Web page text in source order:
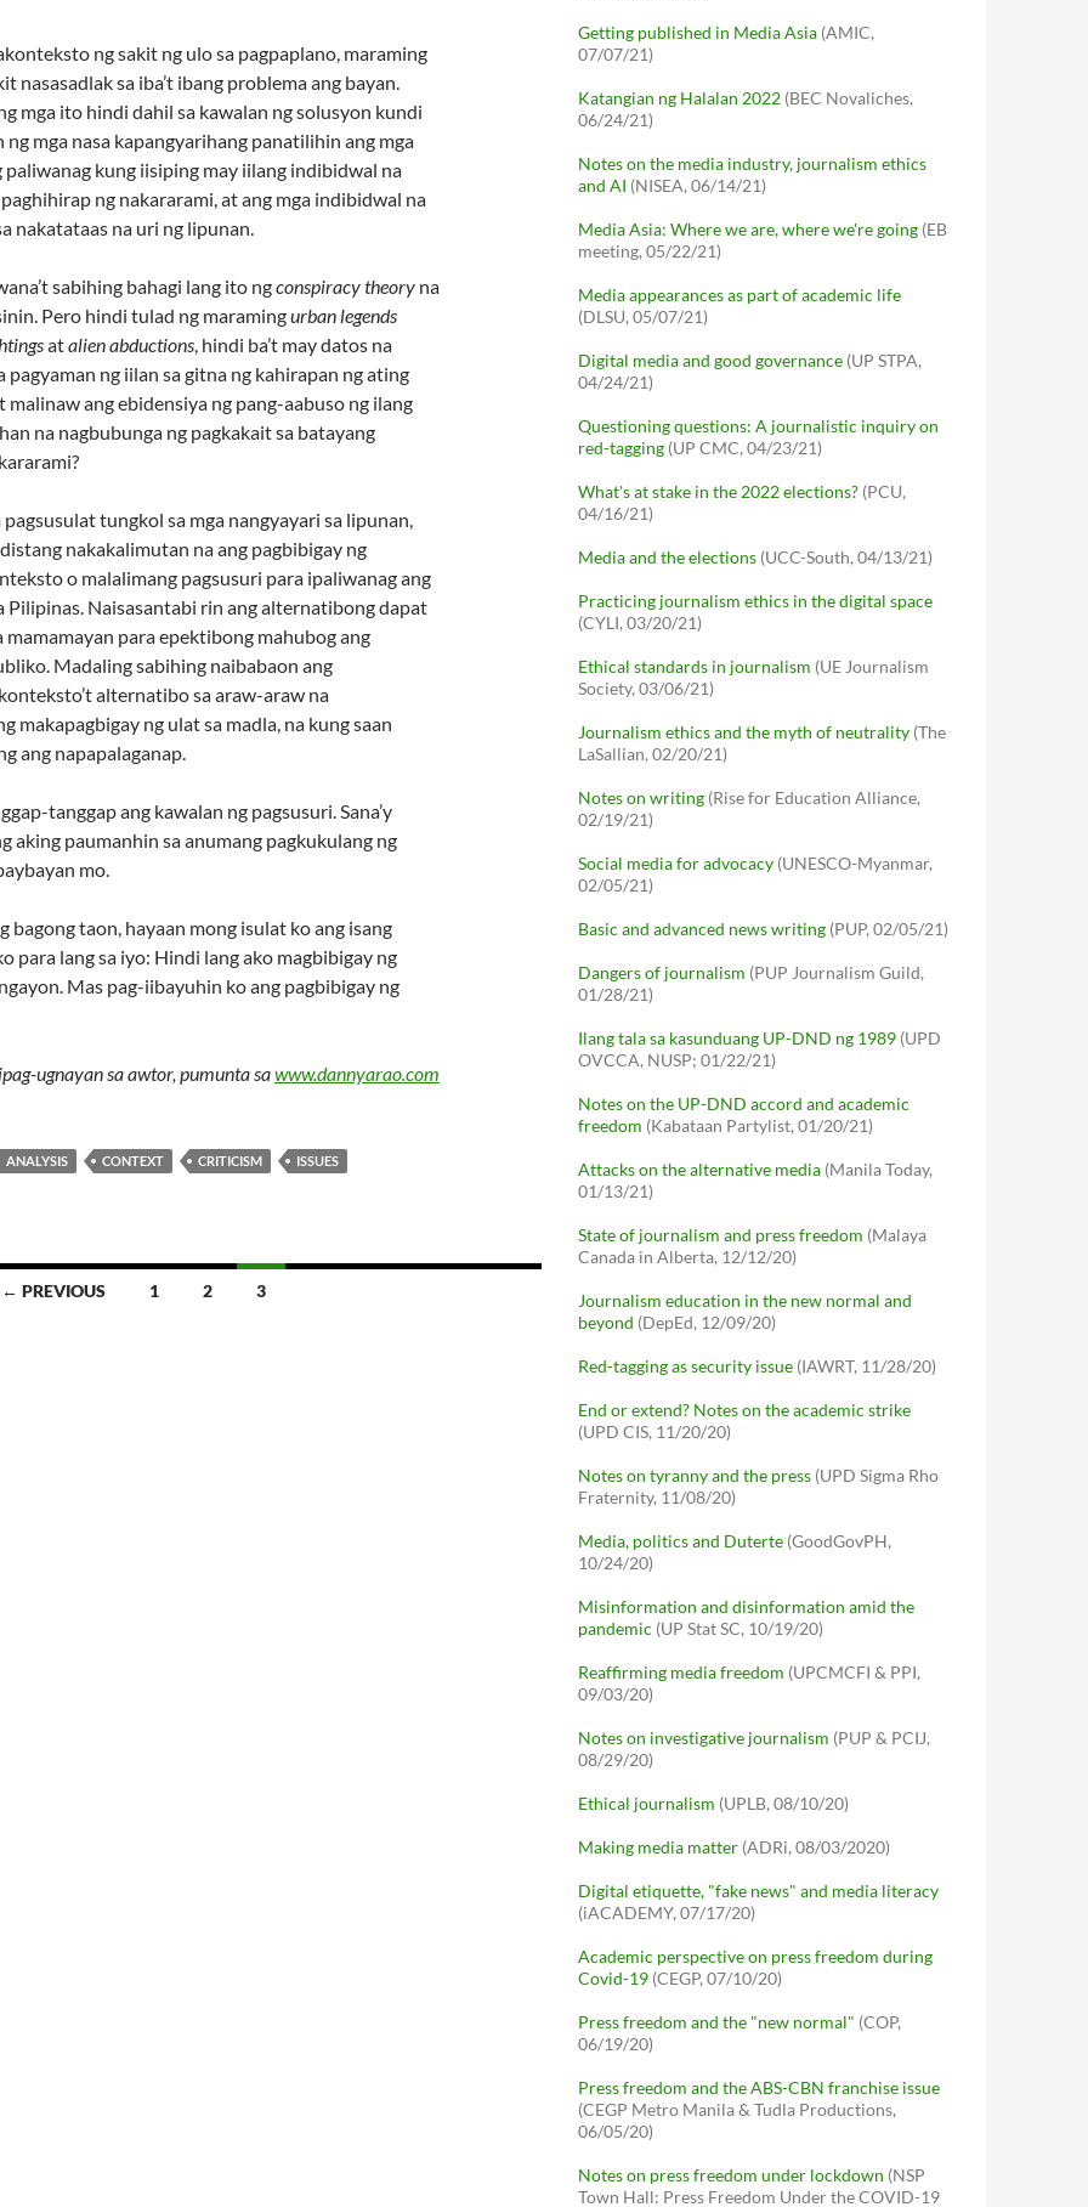
ng sakit ng ulo sa pagpaplano, maraming
nasasadlak sa iba’t ibang problema ang bayan.
mga ito hindi dahil sa kawalan ng solusyon kundi
ng mga nasa kapangyarihang panatilihin ang mga
kung iisiping may iilang indibidwal na
ng nakararami, at ang mga indibidwal na
nakatataas na uri ng lipunan.
sabihing bahagi lang ito ngconspiracy theory na
Pero hindi tulad ng maramingurban legends
atalien abductions, hindi ba’t may datos na
pagyaman ng iilan sa gitna ng kahirapan ng ating
malinaw ang ebidensiya ng pang-aabuso ng ilang
na nagbubunga ng pagkakait sa batayang
pagsusulat tungkol sa mga nangyayari sa lipunan,
nakakalimutan na ang pagbibigay ng
o malalimang pagsusuri para ipaliwanag ang
Pilipinas. Naisasantabi rin ang alternatibong dapat
mamamayan para epektibong mahubog ang
Madaling sabihing naibabaon ang
alternatibo sa araw-araw na
makapagbigay ng ulat sa madla, na kung saan
ang napapalaganap.
tanggap ang kawalan ng pagsusuri. Sana’y
aking paumanhin sa anumang pagkukulang ng
mo.
bagong taon, hayaan mong isulat ko ang isang
para lang sa iyo: Hindi lang ako magbibigay ng
Mas pag-iibayuhin ko ang pagbibigay ng
ugnayan sa awtor, pumunta sawww.dannyarao.com
ANALYSIS CONTEXT CRITICISM
ISSUES
← PREVIOUS 1 2 3
Getting published in Media Asia (AMIC,
07/07/21)
Katangian ng Halalan 2022 (BEC Novaliches,
06/24/21)
Notes on the media industry, journalism ethics
and AI (NISEA, 06/14/21)
Media Asia: Where we are, where we're going (EB
meeting, 05/22/21)
Media appearances as part of academic life
(DLSU, 05/07/21)
Digital media and good governance (UP STPA,
04/24/21)
Questioning questions: A journalistic inquiry on
red-tagging (UP CMC, 04/23/21)
What's at stake in the 2022 elections? (PCU,
04/16/21)
Media and the elections (UCC-South, 04/13/21)
Practicing journalism ethics in the digital space
(CYLI, 03/20/21)
Ethical standards in journalism (UE Journalism
Society, 03/06/21)
Journalism ethics and the myth of neutrality (The
LaSallian, 02/20/21)
Notes on writing (Rise for Education Alliance,
02/19/21)
Social media for advocacy (UNESCO-Myanmar,
02/05/21)
Basic and advanced news writing (PUP, 02/05/21)
Dangers of journalism (PUP Journalism Guild,
01/28/21)
Ilang tala sa kasunduang UP-DND ng 1989 (UPD
OVCCA, NUSP; 01/22/21)
Notes on the UP-DND accord and academic
freedom (Kabataan Partylist, 01/20/21)
Attacks on the alternative media (Manila Today,
01/13/21)
State of journalism and press freedom (Malaya
Canada in Alberta, 12/12/20)
Journalism education in the new normal and
beyond (DepEd, 12/09/20)
Red-tagging as security issue (IAWRT, 11/28/20)
End or extend? Notes on the academic strike
(UPD CIS, 11/20/20)
Notes on tyranny and the press (UPD Sigma Rho
Fraternity, 11/08/20)
Media, politics and Duterte (GoodGovPH,
10/24/20)
Misinformation and disinformation amid the
pandemic (UP Stat SC, 10/19/20)
Reaffirming media freedom (UPCMCFI & PPI,
09/03/20)
Notes on investigative journalism (PUP & PCIJ,
08/29/20)
Ethical journalism (UPLB, 08/10/20)
Making media matter (ADRi, 08/03/2020)
Digital etiquette, "fake news" and media literacy
(iACADEMY, 07/17/20)
Academic perspective on press freedom during
Covid-19 (CEGP, 07/10/20)
Press freedom and the "new normal" (COP,
06/19/20)
Press freedom and the ABS-CBN franchise issue
(CEGP Metro Manila & Tudla Productions,
06/05/20)
Notes on press freedom under lockdown (NSP
Town Hall: Press Freedom Under the COVID-19